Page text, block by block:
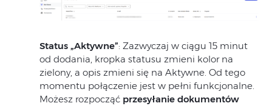
Status „Aktywne”: Zazwyczaj w ciągu 15 minut
od dodania, kropka statusu zmieni kolor na
zielony, a opis zmieni się na Aktywne. Od tego
momentu połączenie jest w pełni funkcjonalne.
Możesz rozpocząć przesyłanie dokumentów